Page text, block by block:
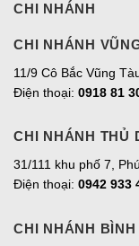
CHI NHÁNH
CHI NHÁNH
11/9 Cô Bắc Vũng
Điện thoại: 0918 81
CHI NHÁNH THỦ
31/111 khu phố 7,
Điện thoại: 0942 933
CHI NHÁNH BÌNH